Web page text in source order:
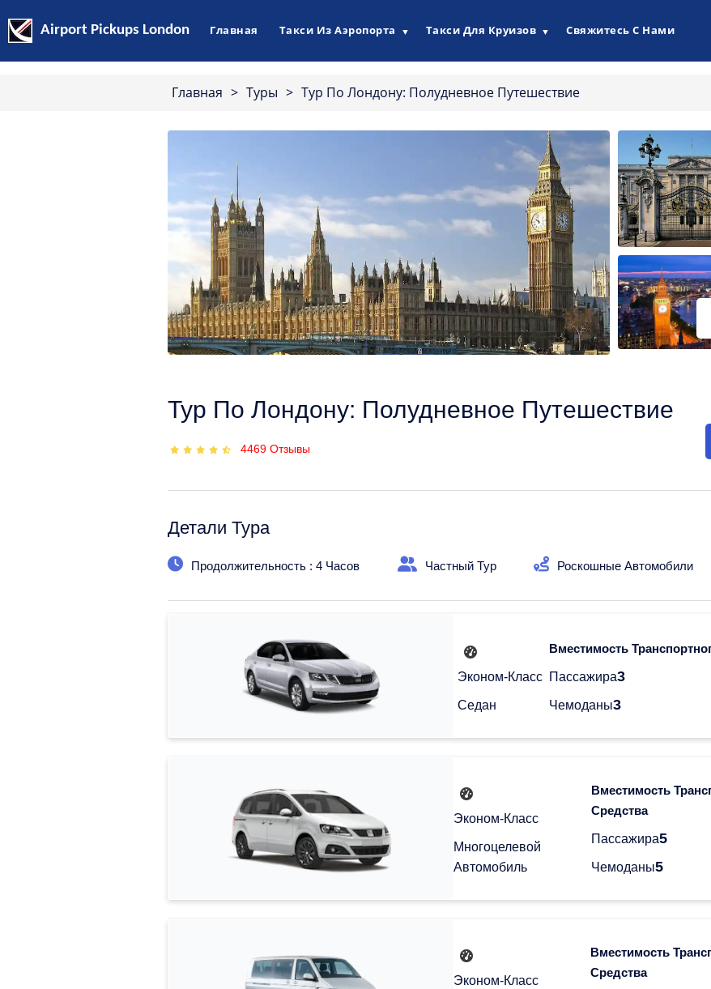
Airport Pickups London Главная Такси Из Аэропорта ▼ Такси Для Круизов ▼ Свяжитесь С Нами
Главная > Туры > Тур По Лондону: Полудневное Путешествие
Тур По Лондону: Полудневное Путешествие
4469 Отзывы
Детали Тура
Продолжительность : 4 Часов Частный Тур Роскошные Автомобили
Эконом-Класс
Седан
Вместимость
Пассажира3
Чемоданы3
Эконом-Класс
Многоцелевой
Автомобиль
Вместимость
Средства
Пассажира5
Чемоданы5
Эконом-Класс
Вместимость
Средства